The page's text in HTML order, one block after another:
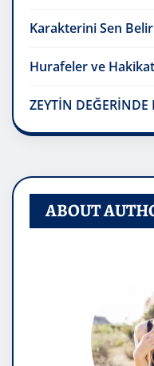
Karakterini Sen
Hurafeler ve
ZEYTİN
ABOUT